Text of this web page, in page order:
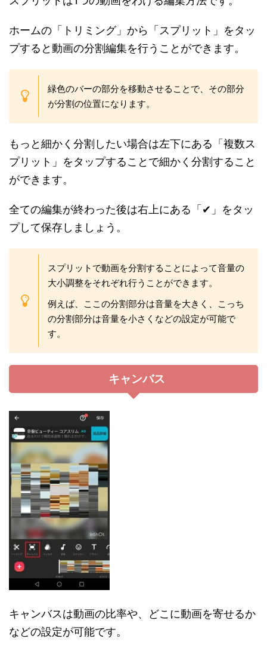
ホームの「トリミング」から「スプリット」をタッ
プすると動画の分割編集を行うことができます。
緑色のバーの部分を移動させることで、その部分
が分割の位置になります。
もっと細かく分割したい場合は左下にある「複数ス
プリット」をタップすることで細かく分割すること
ができます。
全ての編集が終わった後は右上にある「✔」をタッ
プして保存しましょう。
スプリットで動画を分割することによって音量の
大小調整をそれぞれ行うことができます。
例えば、ここの分割部分は音量を大きく、こっち
の分割部分は音量を小さくなどの設定が可能で
す。
キャンバス
キャンバスは動画の比率や、どこに動画を寄せるか
などの設定が可能です。